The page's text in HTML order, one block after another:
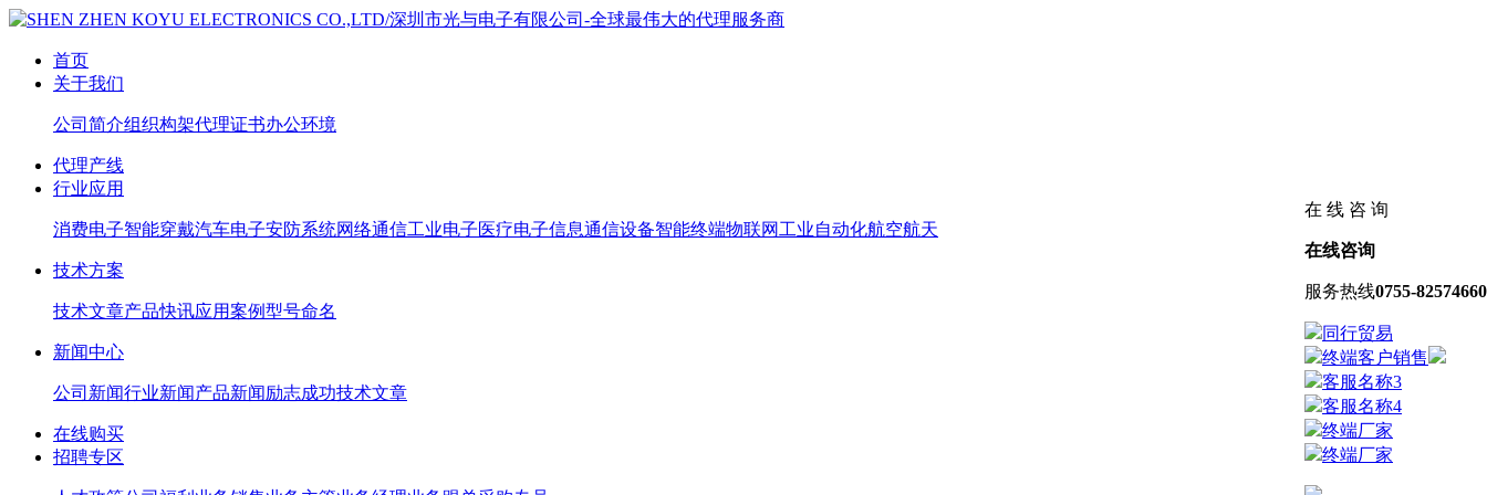
首页
关于我们
公司简介组织构架代理证书办公环境
代理产线
行业应用
消费电子智能穿戴汽车电子安防系统网络通信工业电子医疗电子信息通信设备智能终端物联网 工业自动化航空航天
技术方案
技术文章产品快讯应用案例型号命名
新闻中心
公司新闻行业新闻产品新闻励志成功技术文章
在线购买
招聘专区
在 线 咨 询
在线咨询
服务热线0755-82574660
同行贸易
终端客户销售
客服名称3
客服名称4
终端厂家
终端厂家